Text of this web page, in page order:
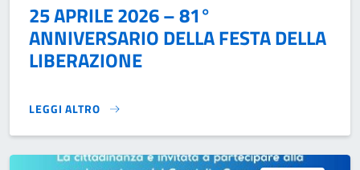
25 APRILE 2026 – 81°
ANNIVERSARIO DELLA FESTA DELLA
LIBERAZIONE
LEGGI ALTRO
25 APRILE 2026 – 81° ANNIVERSARIO DELLA FESTA DELLA